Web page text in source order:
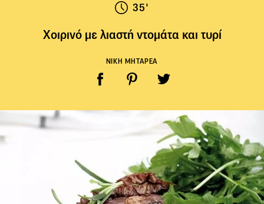
35'
Χοιρινό με λιαστή ντομάτα και τυρί
ΝΙΚΗ ΜΗΤΑΡΕΑ